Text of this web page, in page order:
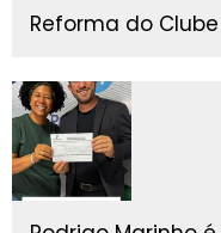
Reforma do